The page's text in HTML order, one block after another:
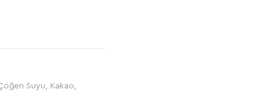
Suyu, Kakao,